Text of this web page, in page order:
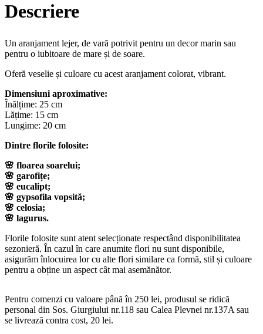
Descriere
Un aranjament lejer, de vară potrivit pentru un decor marin sau
pentru o iubitoare de mare și de soare.
Oferă veselie și culoare cu acest aranjament colorat, vibrant.
Dimensiuni aproximative:
Înălțime: 25 cm
Lățime: 15 cm
Lungime: 20 cm
Dintre florile folosite:
🌸 floarea soarelui;
🌸 garofițe;
🌸 eucalipt;
🌸 gypsofila vopsită;
🌸 celosia;
🌸 lagurus.
Florile folosite sunt atent selecționate respectând disponibilitatea
sezonieră. În cazul în care anumite flori nu sunt disponibile,
asigurăm înlocuirea lor cu alte flori similare ca formă, stil și culoare
pentru a obține un aspect cât mai asemănător.
Pentru comenzi cu valoare până în 250 lei, produsul se ridică
personal din Sos. Giurgiului nr.118 sau Calea Plevnei nr.137A sau
se livrează contra cost, 20 lei.